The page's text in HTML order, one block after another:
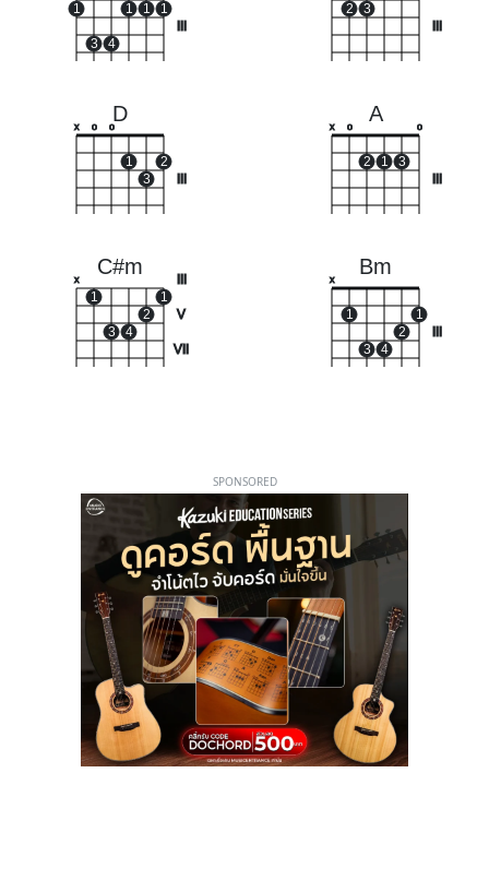
1
3 4
1 1 1 2 3
D
x o o
1
3
2
A
x o
2 1 3
o
C#m
V
VII
x
1
3 4
2
1
Bm
x
1
3 4
2
1
SPONSORED